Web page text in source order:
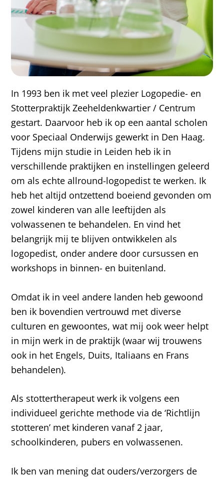
In 1993 ben ik met veel plezier Logopedie- en
Stotterpraktijk Zeeheldenkwartier / Centrum
gestart. Daarvoor heb ik op een aantal scholen
voor Speciaal Onderwijs gewerkt in Den Haag.
Tijdens mijn studie in Leiden heb ik in
verschillende praktijken en instellingen geleerd
om als echte allround-logopedist te werken. Ik
heb het altijd ontzettend boeiend gevonden om
zowel kinderen van alle leeftijden als
volwassenen te behandelen. En vind het
belangrijk mij te blijven ontwikkelen als
logopedist, onder andere door cursussen en
workshops in binnen- en buitenland.
Omdat ik in veel andere landen heb gewoond
ben ik bovendien vertrouwd met diverse
culturen en gewoontes, wat mij ook weer helpt
in mijn werk in de praktijk (waar wij trouwens
ook in het Engels, Duits, Italiaans en Frans
behandelen).
Als stottertherapeut werk ik volgens een
individueel gerichte methode via de ‘Richtlijn
stotteren’ met kinderen vanaf 2 jaar,
schoolkinderen, pubers en volwassenen.
Ik ben van mening dat ouders/verzorgers de